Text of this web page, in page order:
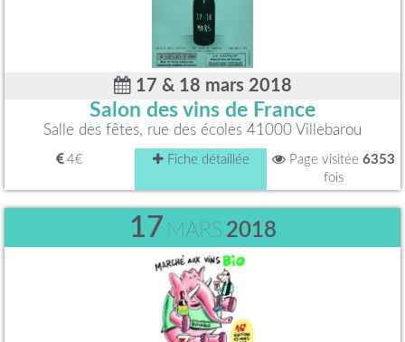
17 & 18 mars 2018
Salon des vins de France
Salle des fêtes, rue des écoles 41000 Villebarou
4€ Fiche détaillée Page visitée 6353
fois
17 MARS 2018